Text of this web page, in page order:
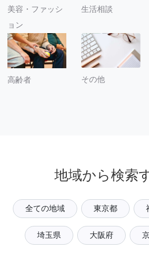
美容・ファッシ
ョン
生活相談
高齢者 その他
地域から検索
全ての地域 東京都
埼玉県 大阪府